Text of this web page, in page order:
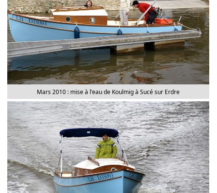
Mars 2010 : mise à l'eau de Koulmig à Sucé sur Erdre